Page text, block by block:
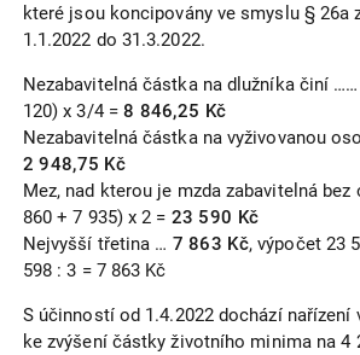
které jsou koncipovány ve smyslu § 26a
1.1.2022 do 31.3.2022.
Nezabavitelná částka na dlužníka činí ……
120) x 3/4 = 8 846,25 Kč
Nezabavitelná částka na vyživovanou
2 948,75 Kč
Mez, nad kterou je mzda zabavitelná
860 + 7 935) x 2 = 23 590 Kč
Nejvyšší třetina … 7 863 Kč, výpočet 23
598 : 3 = 7 863 Kč
S účinností od 1.4.2022 dochází nařízení
ke zvýšení částky životního minima na 4